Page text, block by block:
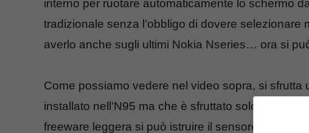
interno per ruotare automaticamente lo schermo
tradizionale senza l’obbligo di dovere selezionare
averlo anche sugli ultimi Nokia Nseries… ora si
Come possiamo vedere nel video sopra, si sfrutta
installato nell’N95 ma che è sfruttato solo per le
freeware leggera si può istruire il sensore a